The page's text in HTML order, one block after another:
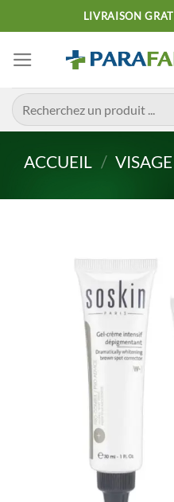
au
contenu
LIVRAISON
Recherche
pour :
ACCUEIL / VISAGE